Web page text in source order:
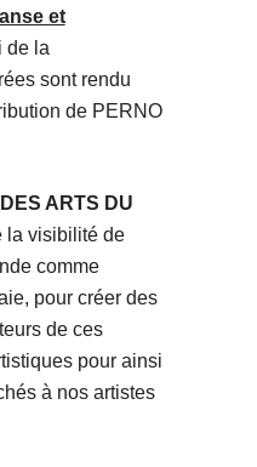
et
de la
sont rendu
de PERNO
ARTS DU
la visibilité de
comme
pour créer des
de ces
pour ainsi
à nos artistes